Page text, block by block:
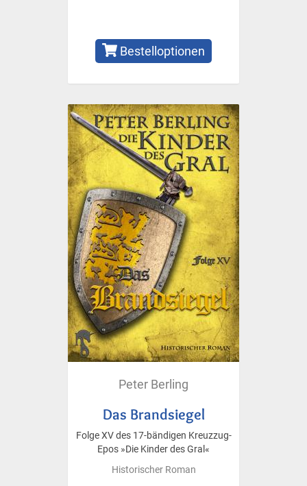
Bestelloptionen
Peter Berling
Das Brandsiegel
Folge XV des 17-bändigen Kreuzzug-
Epos »Die Kinder des Gral«
Historischer Roman